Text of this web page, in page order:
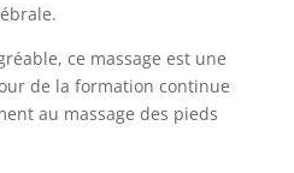
ce massage est une
de la formation continue
au massage des pieds